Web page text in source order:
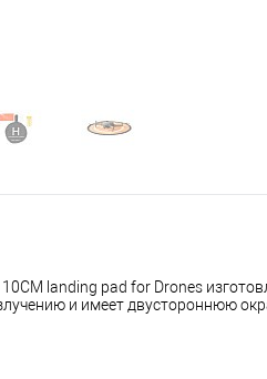
landing pad for Drones
и имеет двустороннюю